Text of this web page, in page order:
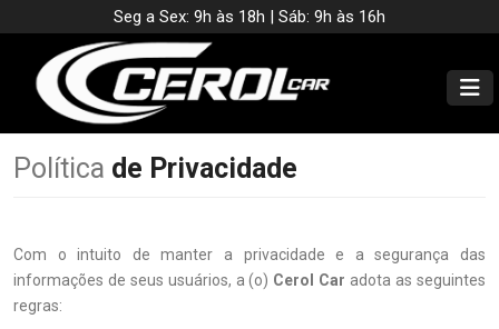
Seg a Sex: 9h às 18h | Sáb: 9h às 16h
Política de Privacidade
Com o intuito de manter a privacidade e a segurança das
informações de seus usuários, a (o) Cerol Car adota as seguintes
regras: